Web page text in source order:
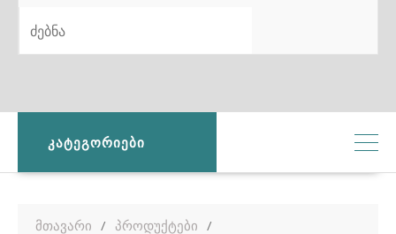
ᲙᲐᲢᲔᲒᲝᲠᲘᲔᲑᲘ
მთავარი
პროდუქტები